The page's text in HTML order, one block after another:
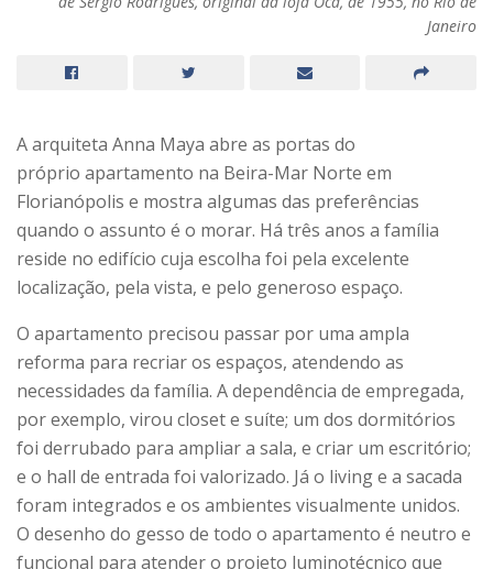
Janeiro
A arquiteta Anna Maya abre as portas do
próprio apartamento na Beira-Mar Norte em
Florianópolis e mostra algumas das preferências
quando o assunto é o morar. Há três anos a família
reside no edifício cuja escolha foi pela excelente
localização, pela vista, e pelo generoso espaço.
O apartamento precisou passar por uma ampla
reforma para recriar os espaços, atendendo as
necessidades da família. A dependência de empregada,
por exemplo, virou closet e suíte; um dos dormitórios
foi derrubado para ampliar a sala, e criar um escritório;
e o hall de entrada foi valorizado. Já o living e a sacada
foram integrados e os ambientes visualmente unidos.
O desenho do gesso de todo o apartamento é neutro e
funcional para atender o projeto luminotécnico que